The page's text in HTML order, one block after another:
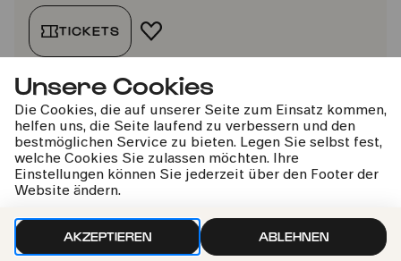
Unsere Cookies
Die Cookies, die auf unserer Seite zum Einsatz kommen,
helfen uns, die Seite laufend zu verbessern und den
bestmöglichen Service zu bieten. Legen Sie selbst fest,
welche Cookies Sie zulassen möchten. Ihre
Einstellungen können Sie jederzeit über den Footer der
Website ändern.
AKZEPTIEREN ABLEHNEN
TICKETS FAVORIT HINZUFÜGEN
kphil-News direkt in dein Postfach